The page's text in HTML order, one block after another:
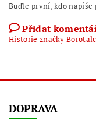
Buďte první, kdo napíše
Přidat
Historie značky
DOPRAVA